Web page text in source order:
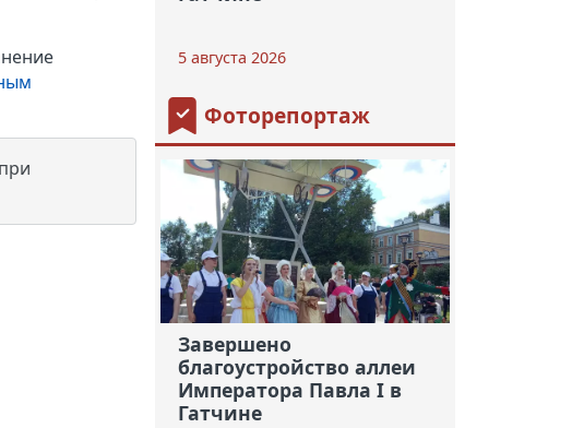
5 августа 2026
Фоторепортаж
Завершено
благоустройство аллеи
Императора Павла I в
Гатчине